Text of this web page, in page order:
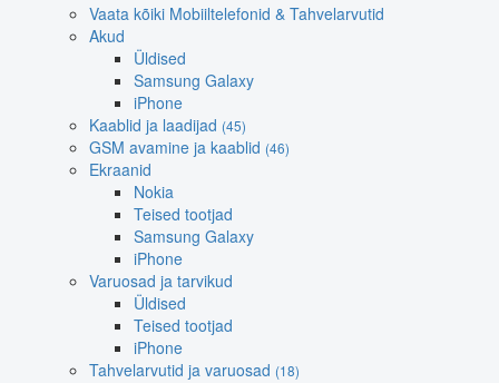
Vaata kõiki Mobiiltelefonid & Tahvelarvutid
Akud
Üldised
Samsung Galaxy
iPhone
Kaablid ja laadijad (45)
GSM avamine ja kaablid (46)
Ekraanid
Nokia
Teised tootjad
Samsung Galaxy
iPhone
Varuosad ja tarvikud
Üldised
Teised tootjad
iPhone
Tahvelarvutid ja varuosad (18)